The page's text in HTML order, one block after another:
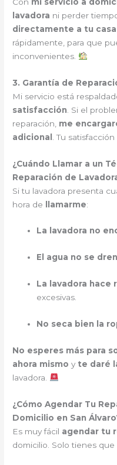
lavadora ni perder
directamente a tu casa
rápidamente, para que
inconvenientes.
3. Garantía de
Mi servicio está
satisfacción . Si el
reparación, me
adicional
. Tu
¿Cuándo Llamar a un
Reparación de
Si tu lavadora presenta
hora de llamarme:
La lavadora no
El agua no se
La lavadora hace
excesivas.
No seca bien la
No esperes más para
ahora mismo y te daré
lavadora.
¿Cómo Agendar Tu
Domicilio en San
Es muy fácil agendar tu
domicilio. Solo tienes